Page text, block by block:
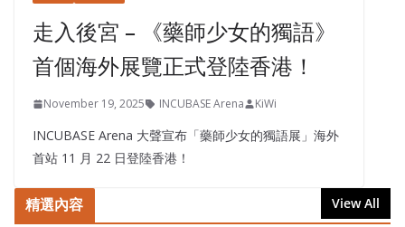
走入後宮 – 《藥師少女的獨語》
首個海外展覽正式登陸香港！
November 19, 2025 INCUBASE Arena KiWi
INCUBASE Arena 大聲宣布「藥師少女的獨語展」海外
首站 11 月 22 日登陸香港！
精選內容 View All